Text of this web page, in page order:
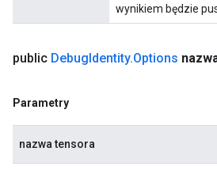
wynikiem będzie
public DebugIdentity.Options
Parametry
nazwa tensora